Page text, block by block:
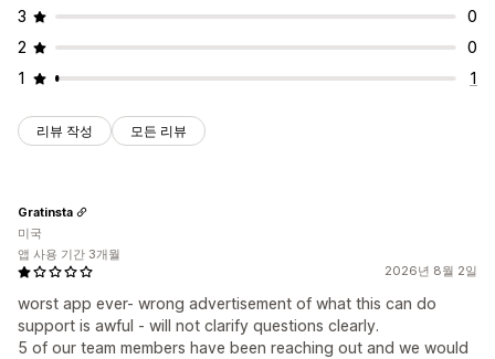
3
0
2
0
1
1
리뷰 작성 모든 리뷰
2026년 8월 2일
worst app ever- wrong advertisement of what this can do
support is awful - will not clarify questions clearly.
5 of our team members have been reaching out and we would
Gratinsta
미국
앱 사용 기간 3개월